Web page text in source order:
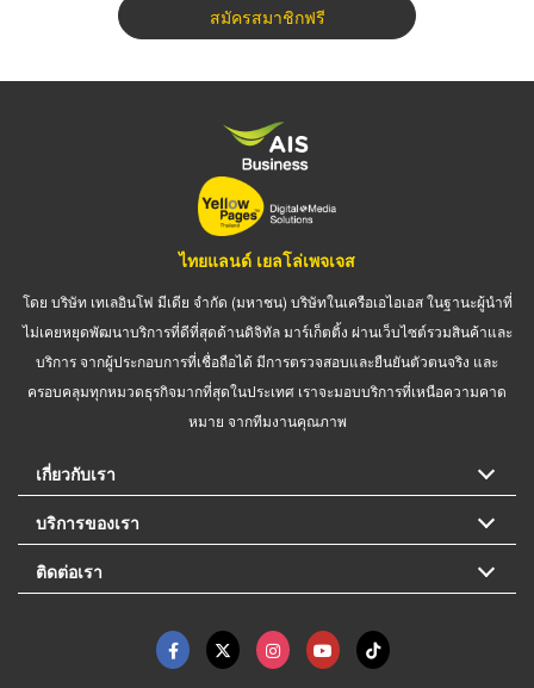
สมัครสมาชิกฟรี
ไทยแลนด์ เยลโล่เพจเจส
โดย บริษัท เทเลอินโฟ มีเดีย จำกัด (มหาชน) บริษัทในเครือเอไอเอส ในฐานะผู้นำที่
ไม่เคยหยุดพัฒนาบริการที่ดีที่สุดด้านดิจิทัล มาร์เก็ตติ้ง ผ่านเว็บไซต์รวมสินค้าและ
บริการ จากผู้ประกอบการที่เชื่อถือได้ มีการตรวจสอบและยืนยันตัวตนจริง และ
ครอบคลุมทุกหมวดธุรกิจมากที่สุดในประเทศ เราจะมอบบริการที่เหนือความคาด
หมาย จากทีมงานคุณภาพ
เกี่ยวกับเรา
บริการของเรา
ติดต่อเรา